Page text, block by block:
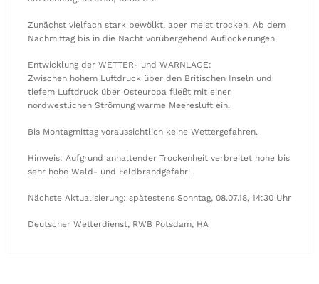
Zunächst vielfach stark bewölkt, aber meist trocken. Ab dem
Nachmittag bis in die Nacht vorübergehend Auflockerungen.
Entwicklung der WETTER- und WARNLAGE:
Zwischen hohem Luftdruck über den Britischen Inseln und
tiefem Luftdruck über Osteuropa fließt mit einer
nordwestlichen Strömung warme Meeresluft ein.
Bis Montagmittag voraussichtlich keine Wettergefahren.
Hinweis: Aufgrund anhaltender Trockenheit verbreitet hohe bis
sehr hohe Wald- und Feldbrandgefahr!
Nächste Aktualisierung: spätestens Sonntag, 08.07.18, 14:30 Uhr
Deutscher Wetterdienst, RWB Potsdam, HA